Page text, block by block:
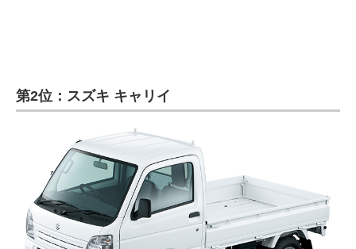
ちょっと気になるネットの話題
第2位：スズキ キャリイ